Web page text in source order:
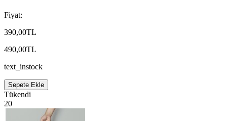
Fiyat:
390,00TL
490,00TL
text_instock
Sepete Ekle
Tükendi
20